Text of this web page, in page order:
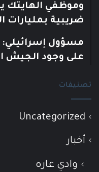
وموظفي الهايتك
ضريبية بمليارات
مسؤول إسرائيلي:
على وجود الجيش
تصنيفات
Uncategorized
أخبار
وادي عاره